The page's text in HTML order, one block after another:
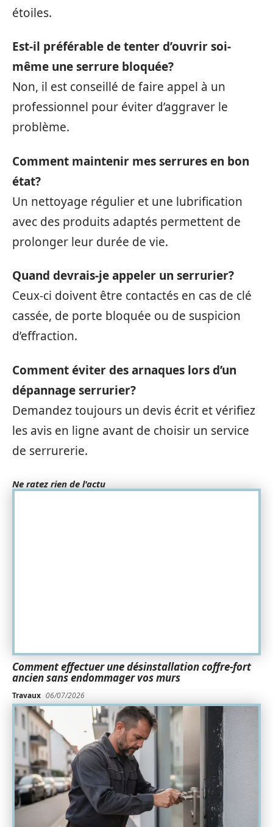
étoiles.
Est-il préférable de tenter d’ouvrir soi-
même une serrure bloquée?
Non, il est conseillé de faire appel à un
professionnel pour éviter d’aggraver le
problème.
Comment maintenir mes serrures en bon
état?
Un nettoyage régulier et une lubrification
avec des produits adaptés permettent de
prolonger leur durée de vie.
Quand devrais-je appeler un serrurier?
Ceux-ci doivent être contactés en cas de clé
cassée, de porte bloquée ou de suspicion
d’effraction.
Comment éviter des arnaques lors d’un
dépannage serrurier?
Demandez toujours un devis écrit et vérifiez
les avis en ligne avant de choisir un service
de serrurerie.
Ne ratez rien de l'actu
Comment effectuer une désinstallation coffre-fort
ancien sans endommager vos murs
Travaux 06/07/2026